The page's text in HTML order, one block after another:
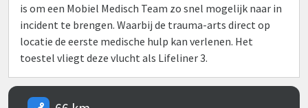
is om een Mobiel Medisch Team zo snel mogelijk naar in
incident te brengen. Waarbij de trauma-arts direct op
locatie de eerste medische hulp kan verlenen. Het
toestel vliegt deze vlucht als Lifeliner 3.